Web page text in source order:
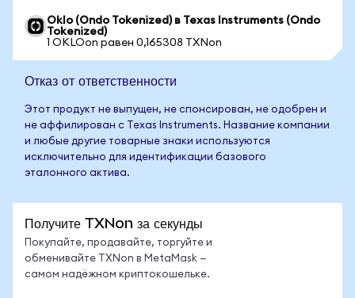
Oklo (Ondo Tokenized) в Texas Instruments (Ondo
Tokenized)
1 OKLOon равен 0,165308 TXNon
Отказ от ответственности
Этот продукт не выпущен, не спонсирован, не одобрен и
не аффилирован с Texas Instruments. Название компании
и любые другие товарные знаки используются
исключительно для идентификации базового
эталонного актива.
Получите TXNon за секунды
Покупайте, продавайте, торгуйте и
обменивайте TXNon в MetaMask —
самом надёжном криптокошельке.